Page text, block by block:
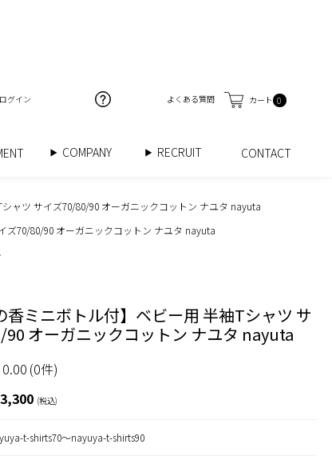
ログイン よくある質問 カート 0
COMPANY RECRUIT CONTACT
ャツ サイズ70/80/90 オーガニックコットン ナユタ nayuta
ズ70/80/90 オーガニックコットン ナユタ nayuta
香ミニボトル付】ベビー用 半袖Tシャツ サ
オーガニックコットン ナユタ nayuta
0.00 (0件)
(税込)
t-shirts70～nayuya-t-shirts90